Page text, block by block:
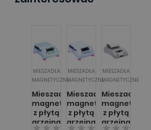
MIESZADŁA
MAGNETYCZNE
Mieszadło
magnetyczne
z płytą
grzejną
MIESZADŁA
MAGNETYCZNE
Mieszadło
magnetyczne
z płytą
grzejną
MIESZADŁA
MAGNETYCZNE
Mieszadło
magnetyczne
z płytą
grzejną